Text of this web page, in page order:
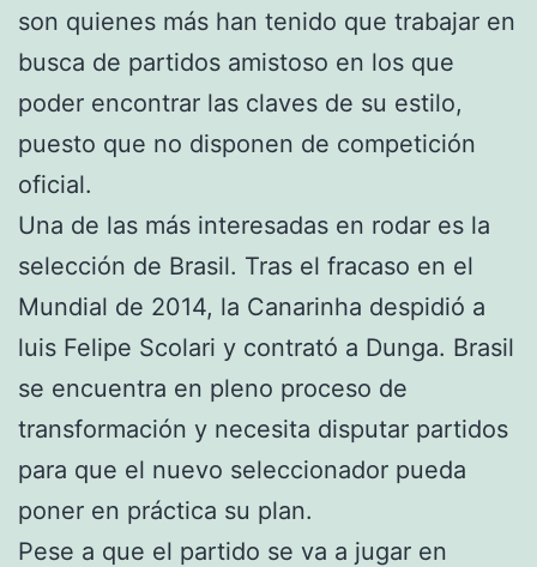
son quienes más han tenido que trabajar en
busca de partidos amistoso en los que
poder encontrar las claves de su estilo,
puesto que no disponen de competición
oficial.
Una de las más interesadas en rodar es la
selección de Brasil. Tras el fracaso en el
Mundial de 2014, la Canarinha despidió a
luis Felipe Scolari y contrató a Dunga. Brasil
se encuentra en pleno proceso de
transformación y necesita disputar partidos
para que el nuevo seleccionador pueda
poner en práctica su plan.
Pese a que el partido se va a jugar en